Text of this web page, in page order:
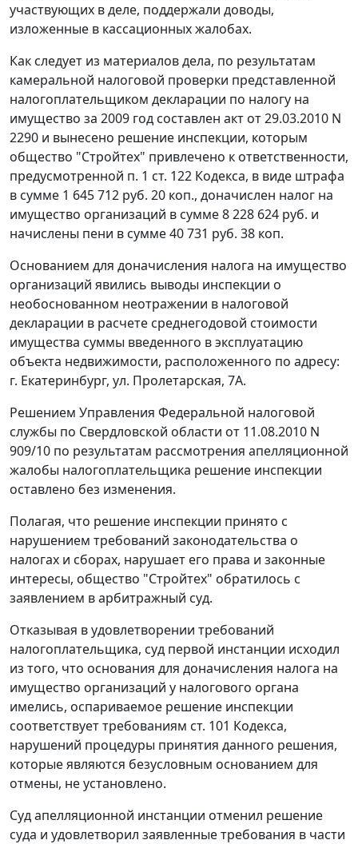
участвующих в деле, поддержали доводы,
изложенные в кассационных жалобах.
Как следует из материалов дела, по результатам
камеральной налоговой проверки представленной
налогоплательщиком декларации по налогу на
имущество за 2009 год составлен акт от 29.03.2010 N
2290 и вынесено решение инспекции, которым
общество "Стройтех" привлечено к ответственности,
предусмотренной п. 1 ст. 122 Кодекса, в виде штрафа
в сумме 1 645 712 руб. 20 коп., доначислен налог на
имущество организаций в сумме 8 228 624 руб. и
начислены пени в сумме 40 731 руб. 38 коп.
Основанием для доначисления налога на имущество
организаций явились выводы инспекции о
необоснованном неотражении в налоговой
декларации в расчете среднегодовой стоимости
имущества суммы введенного в эксплуатацию
объекта недвижимости, расположенного по адресу:
г. Екатеринбург, ул. Пролетарская, 7А.
Решением Управления Федеральной налоговой
службы по Свердловской области от 11.08.2010 N
909/10 по результатам рассмотрения апелляционной
жалобы налогоплательщика решение инспекции
оставлено без изменения.
Полагая, что решение инспекции принято с
нарушением требований законодательства о
налогах и сборах, нарушает его права и законные
интересы, общество "Стройтех" обратилось с
заявлением в арбитражный суд.
Отказывая в удовлетворении требований
налогоплательщика, суд первой инстанции исходил
из того, что основания для доначисления налога на
имущество организаций у налогового органа
имелись, оспариваемое решение инспекции
соответствует требованиям ст. 101 Кодекса,
нарушений процедуры принятия данного решения,
которые являются безусловным основанием для
отмены, не установлено.
Суд апелляционной инстанции отменил решение
суда и удовлетворил заявленные требования в части